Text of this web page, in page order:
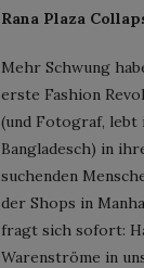
Rana Plaza
Mehr Schwung
erste Fashion
(und Fotograf, lebt
Bangladesch) in
suchenden
der Shops in
fragt sich sofort:
Warenströme in